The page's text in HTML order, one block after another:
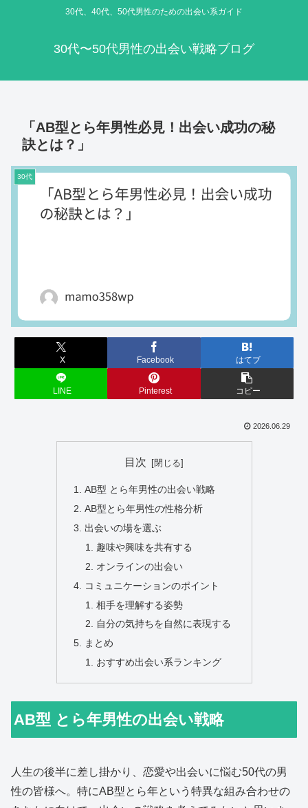
30代、40代、50代男性のための出会い系ガイド
30代〜50代男性の出会い戦略ブログ
「AB型とら年男性必見！出会い成功の秘
訣とは？」
30代
X Facebook はてブ
LINE Pinterest コピー
2026.06.29
目次
AB型 とら年男性の出会い戦略
AB型とら年男性の性格分析
出会いの場を選ぶ
趣味や興味を共有する
オンラインの出会い
コミュニケーションのポイント
相手を理解する姿勢
自分の気持ちを自然に表現する
まとめ
おすすめ出会い系ランキング
AB型 とら年男性の出会い戦略
人生の後半に差し掛かり、恋愛や出会いに悩む50代の男
性の皆様へ。特にAB型とら年という特異な組み合わせの